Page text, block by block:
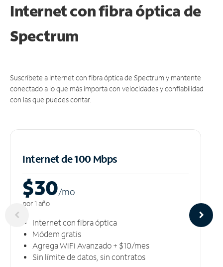
Internet con fibra óptica de
Spectrum
Suscríbete a Internet con fibra óptica de Spectrum y mantente
conectado a lo que más importa con velocidades y confiabilidad
con las que puedes contar.
Internet de 100 Mbps
$30/mo
por 1 año
Internet con fibra óptica
Módem gratis
Agrega WiFi Avanzado + $10/mes
Sin límite de datos, sin contratos